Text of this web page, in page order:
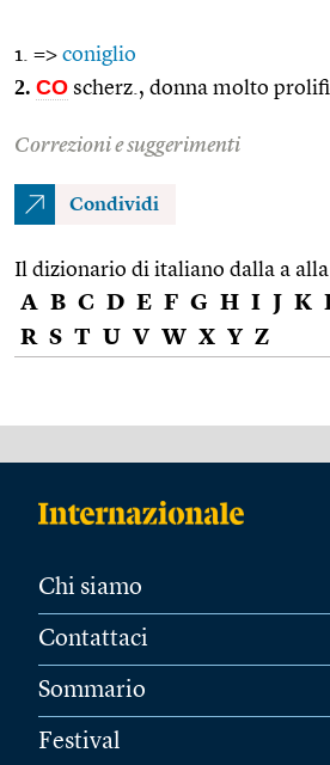
1. => coniglio
2. CO scherz., donna molto
Correzioni e suggerimenti
Condividi
Il dizionario di italiano dalla a
A B C D E F G H I J K
R S T U V W X Y Z
Chi siamo
Contattaci
Sommario
Festival